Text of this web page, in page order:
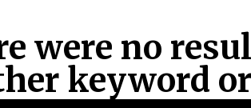
were no
keyword